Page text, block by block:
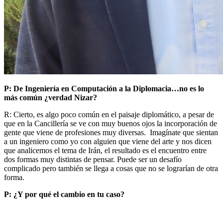
P: De Ingeniería en Computación a la Diplomacia…no es lo
más común ¿verdad Nizar?
R: Cierto, es algo poco común en el paisaje diplomático, a pesar de
que en la Cancillería se ve con muy buenos ojos la incorporación de
gente que viene de profesiones muy diversas. Imagínate que sientan
a un ingeniero como yo con alguien que viene del arte y nos dicen
que analicemos el tema de Irán, el resultado es el encuentro entre
dos formas muy distintas de pensar. Puede ser un desafío
complicado pero también se llega a cosas que no se lograrían de otra
forma.
P: ¿Y por qué el cambio en tu caso?